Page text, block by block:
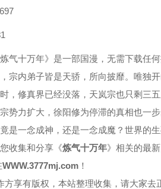
第54集
第58集
第62集
第66集
气十万年》是一部国漫，无需下载任
宗内弟子皆是天骄，所向披靡。唯独
，修真界已经没落，天岚宗也只剩三
势力扩大，徐阳修为停滞的真相也一
是一念成神，还是一念成魔？世界的
收集和分享《炼气十万年》相关的最
WWW.3777mj.com ！
方享有版权，本站整理收集，请大家去